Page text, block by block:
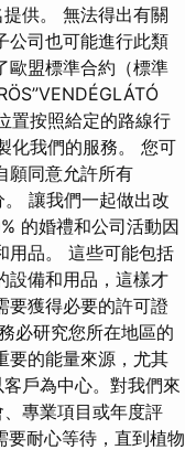
供。 無法得出有關
公司也可能進行此類
歐盟標準合約（標準
置按照給定的路線行
化我們的服務。 您可
願同意允許所有
讓我們一起做出改
的婚禮和公司活動因
用品。 這些可能包括
設備和用品，這樣才
要獲得必要的許可證
必研究您所在地區的
要的能量來源，尤其
戶為中心。對我們來
專業項目或年度評
耐心等待，直到植物